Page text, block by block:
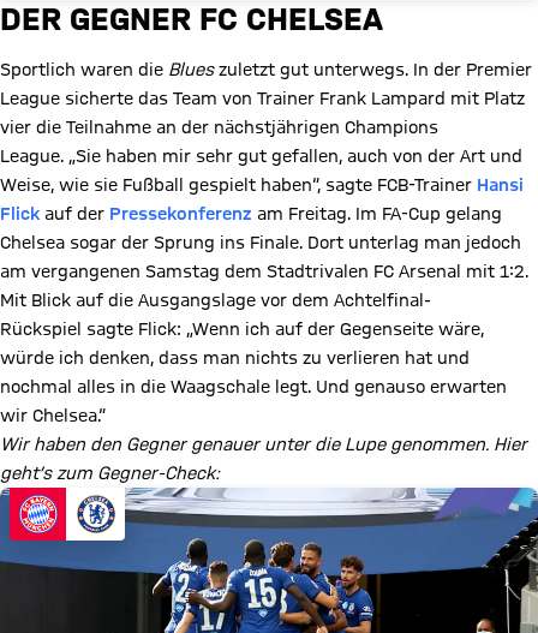
DER GEGNER FC CHELSEA
Sportlich waren die Blueszuletzt gut unterwegs. In der Premier
League sicherte das Team von Trainer Frank Lampard mit Platz
vier die Teilnahme an der nächstjährigen Champions
League. „Sie haben mir sehr gut gefallen, auch von der Art und
Weise, wie sie Fußball gespielt haben“, sagte FCB-Trainer Hansi
Flick auf der Pressekonferenz am Freitag. Im FA-Cup gelang
Chelsea sogar der Sprung ins Finale. Dort unterlag man jedoch
am vergangenen Samstag dem Stadtrivalen FC Arsenal mit 1:2.
Mit Blick auf die Ausgangslage vor dem Achtelfinal-
Rückspiel sagte Flick: „Wenn ich auf der Gegenseite wäre,
würde ich denken, dass man nichts zu verlieren hat und
nochmal alles in die Waagschale legt. Und genauso erwarten
wir Chelsea.“
Wir haben den Gegner genauer unter die Lupe genommen. Hier
geht’s zum Gegner-Check: